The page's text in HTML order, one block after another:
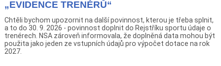
„EVIDENCE TRENÉRŮ“
Chtěli bychom upozornit na další povinnost, kterou je třeba splnit,
a to do 30. 9. 2026 - povinnost doplnit do Rejstříku sportu údaje o
trenérech. NSA zároveň informovala, že doplněná data mohou být
použita jako jeden ze vstupních údajů pro výpočet dotace na rok
2027.